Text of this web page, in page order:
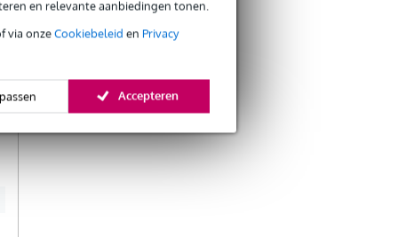
en relevante aanbiedingen tonen.
via onzeCookiebeleid en Privacy
Accepteren